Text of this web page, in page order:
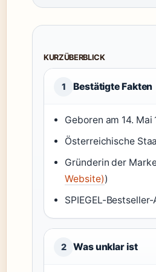
KURZÜBERBLICK
1 Bestätigte Fakten
Geboren am 14. Mai
Österreichische
Gründerin der
Website))
SPIEGEL-
2 Was unklar ist